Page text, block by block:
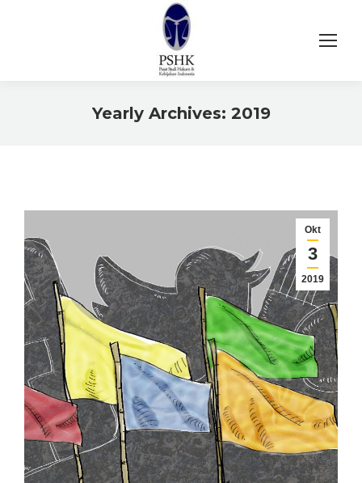
Yearly Archives: 2019
Okt
3
2019